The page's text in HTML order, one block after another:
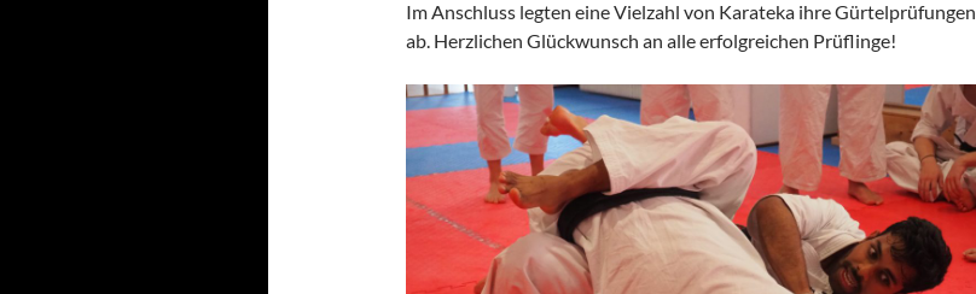
Im Anschluss legten eine Vielzahl von Karateka ihre Gürtelprüfungen
ab. Herzlichen Glückwunsch an alle erfolgreichen Prüflinge!